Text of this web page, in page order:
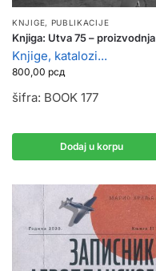
KNJIGE, PUBLIKACIJE
Knjiga: Utva 75 – proizvodnja
Knjige, katalozi...
800,00 рсд
šifra: BOOK 177
Dodaj u korpu